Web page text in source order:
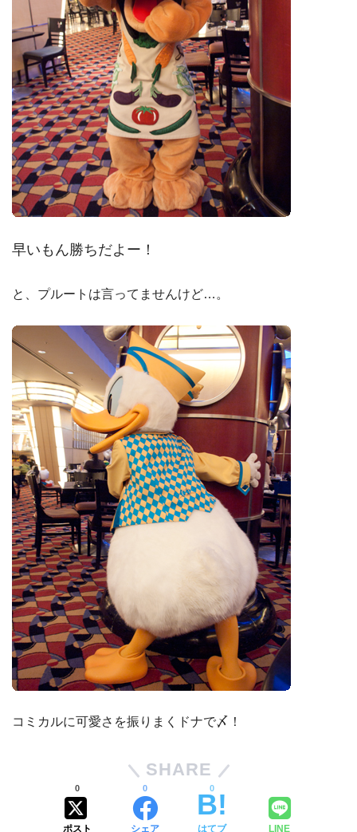
早いもん勝ちだよー！
と、プルートは言ってませんけど…。
コミカルに可愛さを振りまくドナで〆！
SHARE
ポスト
0
シェア
0
はてブ
0
LINE